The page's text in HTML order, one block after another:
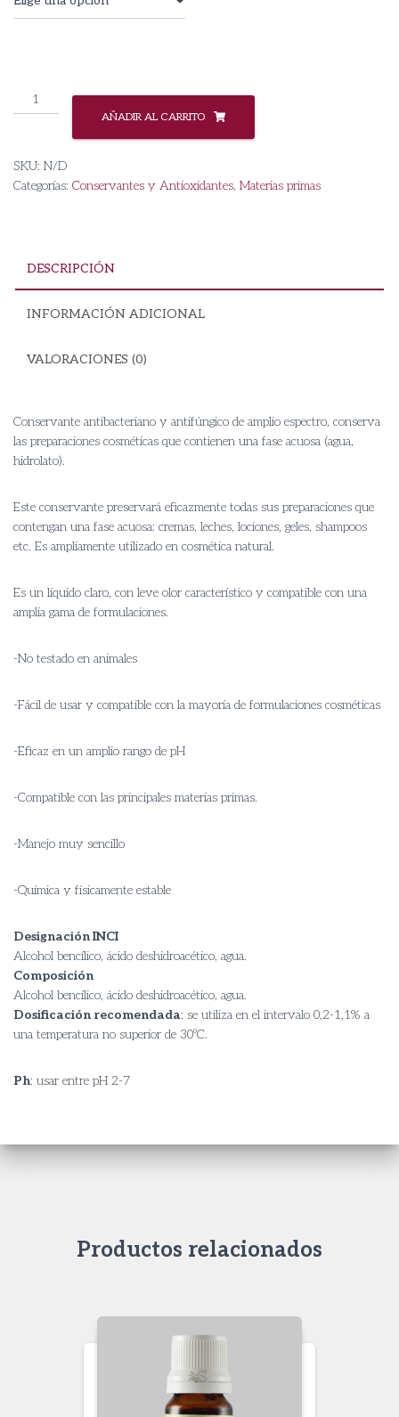
Biogard
-
Conservante
Cosgard
cantidad
AÑADIR AL CARRITO
SKU: N/D
Categorías: Conservantes y Antioxidantes, Materias primas
DESCRIPCIÓN
INFORMACIÓN ADICIONAL
VALORACIONES (0)
Conservante antibacteriano y antifúngico de amplio espectro, conserva
las preparaciones cosméticas que contienen una fase acuosa (agua,
hidrolato).
Este conservante preservará eficazmente todas sus preparaciones que
contengan una fase acuosa: cremas, leches, lociones, geles, shampoos
etc. Es ampliamente utilizado en cosmética natural.
Es un líquido claro, con leve olor característico y compatible con una
amplia gama de formulaciones.
-No testado en animales
-Fácil de usar y compatible con la mayoría de formulaciones cosméticas
-Eficaz en un amplio rango de pH
-Compatible con las principales materias primas.
-Manejo muy sencillo
-Química y físicamente estable
Designación INCI
Alcohol bencílico, ácido deshidroacético, agua.
Composición
Alcohol bencílico, ácido deshidroacético, agua.
Dosificación recomendada: se utiliza en el intervalo 0,2-1,1% a
una temperatura no superior de 30ºC.
Ph: usar entre pH 2-7
Productos relacionados